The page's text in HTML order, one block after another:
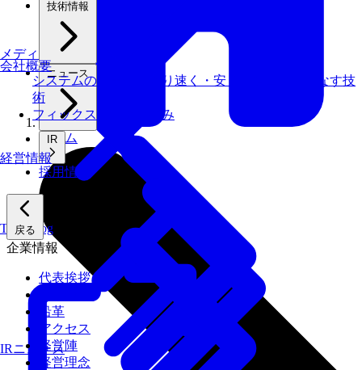
Tech Blog
メディアライブラリ
IRニュース
技術情報
ニュース
IR
採用情報
戻る
企業情報
代表挨拶
沿革
アクセス
経営陣
経営理念
会社概要
システムの仕事を、より速く・安く・省エネでこなす技
術
フィックスターズの​強み
経営情報
ホーム